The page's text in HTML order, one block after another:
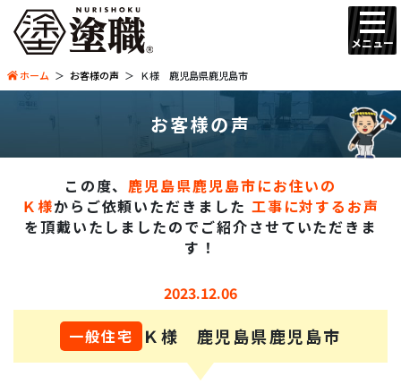
メニュー
ホーム お客様の声 Ｋ様 鹿児島県鹿児島市
お客様の声
この度、鹿児島県鹿児島市にお住いの
Ｋ様からご依頼いただきました 工事に対するお声
を頂戴いたしましたので ご紹介させていただきま
す！
2023.12.06
一般住宅
Ｋ様 鹿児島県鹿児島市